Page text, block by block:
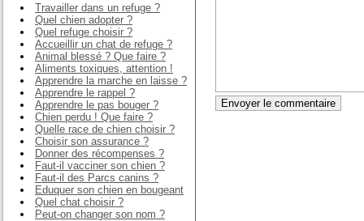
Travailler dans un refuge ?
Quel chien adopter ?
Quel refuge choisir ?
Accueillir un chat de refuge ?
Animal blessé ? Que faire ?
Aliments toxiques, attention !
Apprendre la marche en laisse ?
Apprendre le rappel ?
Apprendre le pas bouger ?
Chien perdu ! Que faire ?
Quelle race de chien choisir ?
Choisir son assurance ?
Donner des récompenses ?
Faut-il vacciner son chien ?
Faut-il des Parcs canins ?
Eduquer son chien en bougeant
Quel chat choisir ?
Peut-on changer son nom ?